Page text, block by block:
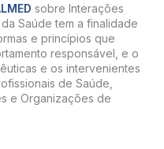
sobre Interações
Saúde tem a finalidade
e princípios que
responsável, e o
e os intervenientes
de Saúde,
e Organizações de